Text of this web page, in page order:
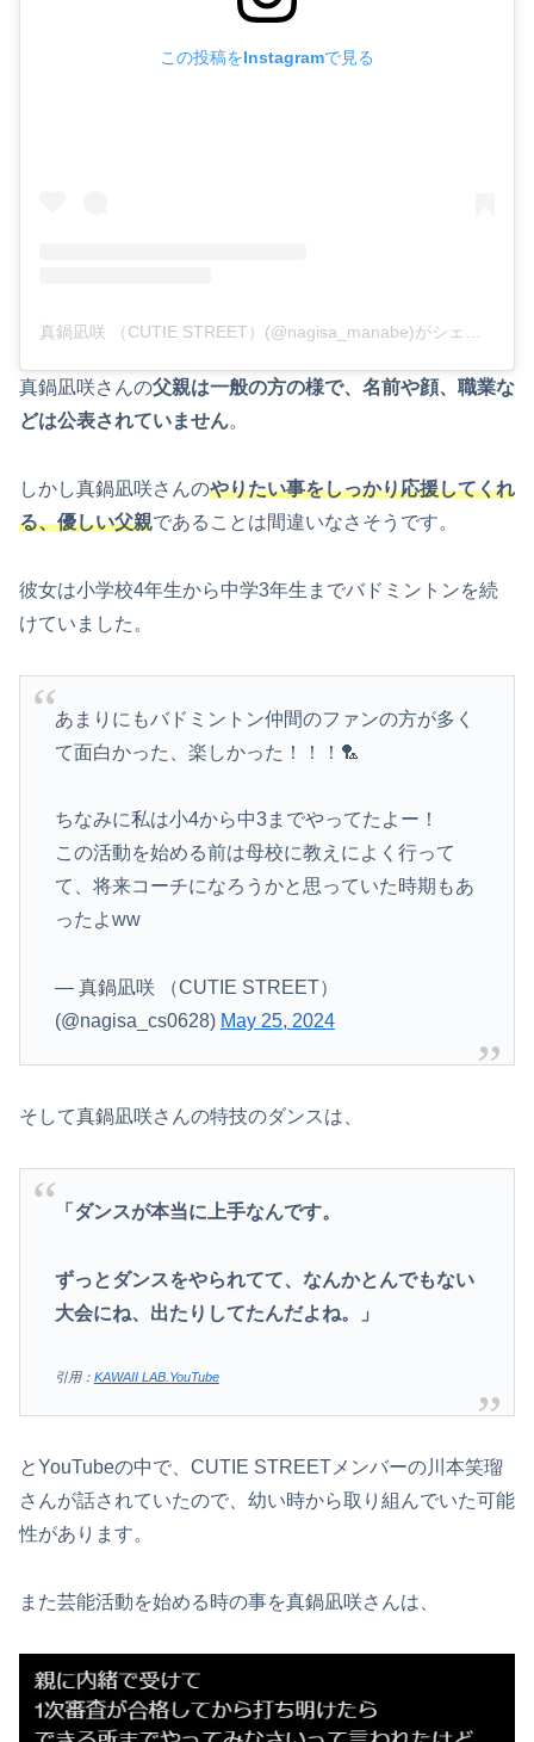
この投稿をInstagramで見る
真鍋凪咲 （CUTIE STREET）(@nagisa_manabe)がシェアした投稿
真鍋凪咲さんの父親は一般の方の様で、名前や顔、職業な
どは公表されていません。
しかし真鍋凪咲さんのやりたい事をしっかり応援してくれ
る、優しい父親であることは間違いなさそうです。
彼女は小学校4年生から中学3年生までバドミントンを続
けていました。
あまりにもバドミントン仲間のファンの方が多く
て面白かった、楽しかった！！！🏸
ちなみに私は小4から中3までやってたよー！
この活動を始める前は母校に教えによく行って
て、将来コーチになろうかと思っていた時期もあ
ったよww
— 真鍋凪咲 （CUTIE STREET）
(@nagisa_cs0628) May 25, 2024
そして真鍋凪咲さんの特技のダンスは、
「ダンスが本当に上手なんです。
ずっとダンスをやられてて、なんかとんでもない
大会にね、出たりしてたんだよね。」
引用： KAWAII LAB.YouTube
とYouTubeの中で、CUTIE STREETメンバーの川本笑瑠
さんが話されていたので、幼い時から取り組んでいた可能
性があります。
また芸能活動を始める時の事を真鍋凪咲さんは、